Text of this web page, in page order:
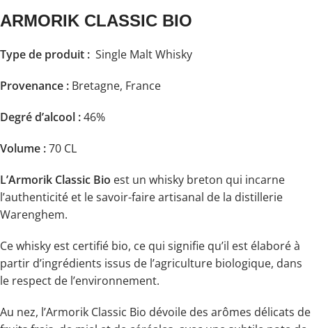
ARMORIK CLASSIC BIO
Type de produit : Single Malt Whisky
Provenance : Bretagne, France
Degré d’alcool :46%
Volume :70 CL
L’Armorik Classic Bio est un whisky breton qui incarne
l’authenticité et le savoir-faire artisanal de la distillerie
Warenghem.
Ce whisky est certifié bio, ce qui signifie qu’il est élaboré à
partir d’ingrédients issus de l’agriculture biologique, dans
le respect de l’environnement.
Au nez, l’Armorik Classic Bio dévoile des arômes délicats de